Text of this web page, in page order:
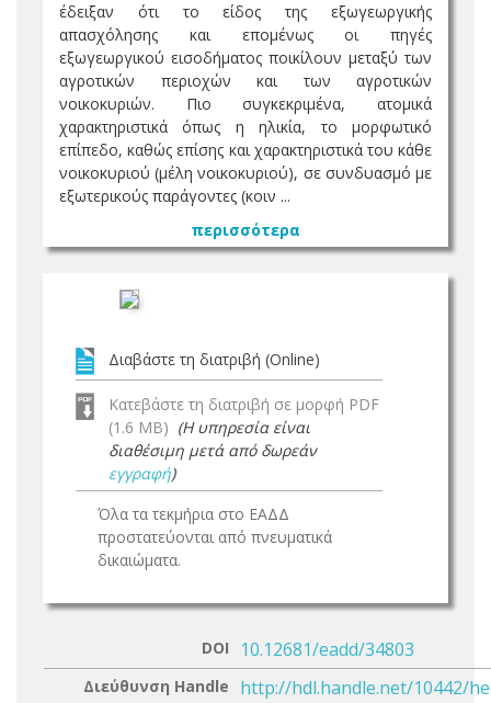
έδειξαν ότι το είδος της εξωγεωργικής
απασχόλησης και επομένως οι πηγές
εξωγεωργικού εισοδήματος ποικίλουν μεταξύ των
αγροτικών περιοχών και των αγροτικών
νοικοκυριών. Πιο συγκεκριμένα, ατομικά
χαρακτηριστικά όπως η ηλικία, το μορφωτικό
επίπεδο, καθώς επίσης και χαρακτηριστικά του κάθε
νοικοκυριού (μέλη νοικοκυριού), σε συνδυασμό με
εξωτερικούς παράγοντες (κοιν ...
περισσότερα
Διαβάστε τη διατριβή (Online)
Κατεβάστε τη διατριβή σε μορφή PDF
(1.6 MB) (Η υπηρεσία είναι
διαθέσιμη μετά από δωρεάν
εγγραφή)
Όλα τα τεκμήρια στο ΕΑΔΔ
προστατεύονται από πνευματικά
δικαιώματα.
DOI 10.12681/eadd/34803
Διεύθυνση Handle http://hdl.handle.net/10442/